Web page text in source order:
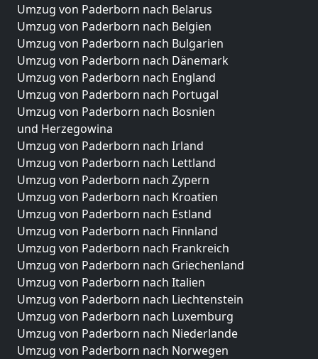
Umzug von Paderborn nach Belarus
Umzug von Paderborn nach Belgien
Umzug von Paderborn nach Bulgarien
Umzug von Paderborn nach Dänemark
Umzug von Paderborn nach England
Umzug von Paderborn nach Portugal
Umzug von Paderborn nach Bosnien
und Herzegowina
Umzug von Paderborn nach Irland
Umzug von Paderborn nach Lettland
Umzug von Paderborn nach Zypern
Umzug von Paderborn nach Kroatien
Umzug von Paderborn nach Estland
Umzug von Paderborn nach Finnland
Umzug von Paderborn nach Frankreich
Umzug von Paderborn nach Griechenland
Umzug von Paderborn nach Italien
Umzug von Paderborn nach Liechtenstein
Umzug von Paderborn nach Luxemburg
Umzug von Paderborn nach Niederlande
Umzug von Paderborn nach Norwegen